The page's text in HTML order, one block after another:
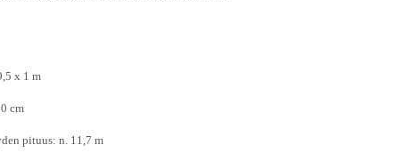
x 1 m
cm
pituus: n. 11,7 m